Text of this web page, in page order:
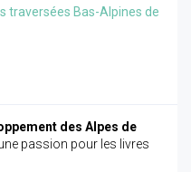
traversées Bas-Alpines de
des Alpes de
une passion pour les livres